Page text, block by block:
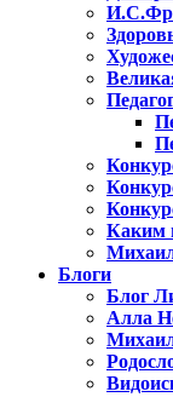
Каким
Блоги
Блог
Алла